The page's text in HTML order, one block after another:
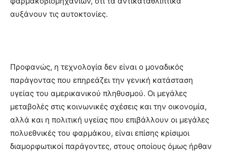
αυξάνουν τις αυτοκτονίες.
Προφανώς, η τεχνολογία δεν είναι ο μοναδικός
παράγοντας που επηρεάζει την γενική κατάσταση
υγείας του αμερικανικού πληθυσμού. Οι μεγάλες
μεταβολές στις κοινωνικές σχέσεις και την οικονομία,
αλλά και η πολιτική υγείας που επιβάλλουν οι μεγάλες
πολυεθνικές του φαρμάκου, είναι επίσης κρίσιμοι
διαμορφωτικοί παράγοντες, στους οποίους όμως ήρθαν